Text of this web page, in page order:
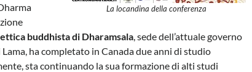
La locandina della conferenza
buddhista di Dharamsala , sede dell’attuale governo
ha completato in Canada due anni di studio
sta continuando la sua formazione di alti studi